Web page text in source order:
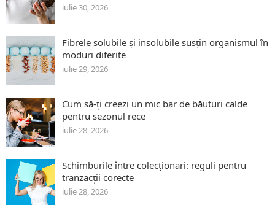
iulie 30, 2026
Fibrele solubile și insolubile susțin organismul în
moduri diferite
iulie 29, 2026
Cum să-ți creezi un mic bar de băuturi calde
pentru sezonul rece
iulie 28, 2026
Schimburile între colecționari: reguli pentru
tranzacții corecte
iulie 28, 2026